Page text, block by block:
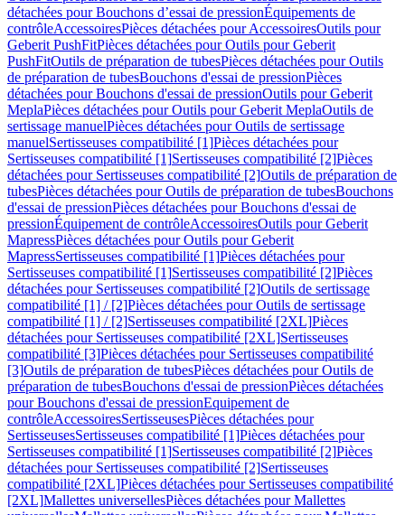
détachées pour Bouchons d’essai de pressionÉquipements de
contrôleAccessoiresPièces détachées pour AccessoiresOutils pour
Geberit PushFitPièces détachées pour Outils pour Geberit
PushFitOutils de préparation de tubesPièces détachées pour Outils
de préparation de tubesBouchons d'essai de pressionPièces
détachées pour Bouchons d'essai de pressionOutils pour Geberit
MeplaPièces détachées pour Outils pour Geberit MeplaOutils de
sertissage manuelPièces détachées pour Outils de sertissage
manuelSertisseuses compatibilité [1]Pièces détachées pour
Sertisseuses compatibilité [1]Sertisseuses compatibilité [2]Pièces
détachées pour Sertisseuses compatibilité [2]Outils de préparation de
tubesPièces détachées pour Outils de préparation de tubesBouchons
d'essai de pressionPièces détachées pour Bouchons d'essai de
pressionÉquipement de contrôleAccessoiresOutils pour Geberit
MapressPièces détachées pour Outils pour Geberit
MapressSertisseuses compatibilité [1]Pièces détachées pour
Sertisseuses compatibilité [1]Sertisseuses compatibilité [2]Pièces
détachées pour Sertisseuses compatibilité [2]Outils de sertissage
compatibilité [1] / [2]Pièces détachées pour Outils de sertissage
compatibilité [1] / [2]Sertisseuses compatibilité [2XL]Pièces
détachées pour Sertisseuses compatibilité [2XL]Sertisseuses
compatibilité [3]Pièces détachées pour Sertisseuses compatibilité
[3]Outils de préparation de tubesPièces détachées pour Outils de
préparation de tubesBouchons d'essai de pressionPièces détachées
pour Bouchons d'essai de pressionEquipement de
contrôleAccessoiresSertisseusesPièces détachées pour
SertisseusesSertisseuses compatibilité [1]Pièces détachées pour
Sertisseuses compatibilité [1]Sertisseuses compatibilité [2]Pièces
détachées pour Sertisseuses compatibilité [2]Sertisseuses
compatibilité [2XL]Pièces détachées pour Sertisseuses compatibilité
[2XL]Mallettes universellesPièces détachées pour Mallettes